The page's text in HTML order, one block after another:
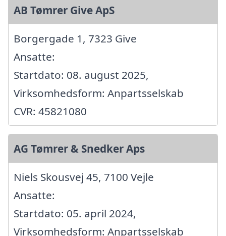
AB Tømrer Give ApS
Borgergade 1, 7323 Give
Ansatte:
Startdato: 08. august 2025,
Virksomhedsform: Anpartsselskab
CVR: 45821080
AG Tømrer & Snedker Aps
Niels Skousvej 45, 7100 Vejle
Ansatte:
Startdato: 05. april 2024,
Virksomhedsform: Anpartsselskab